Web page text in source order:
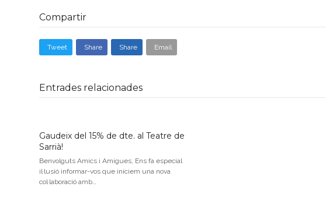
Compartir
Tweet Share Share Email
Entrades relacionades
Gaudeix del 15% de dte. al Teatre de
Sarrià!
Benvolguts Amics i Amigues, Ens fa especial
il·lusió informar-vos que iniciem una nova
col·laboració amb…